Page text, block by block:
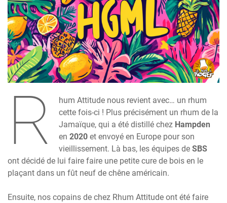
R
hum Attitude nous revient avec… un rhum
cette fois-ci ! Plus précisément un rhum de la
Jamaïque, qui a été distillé chez Hampden
en2020et envoyé en Europe pour son
vieillissement. Là bas, les équipes deSBS
ont décidé de lui faire faire une petite cure de bois en le
plaçant dans un fût neuf de chêne américain.
Ensuite, nos copains de chez Rhum Attitude ont été faire